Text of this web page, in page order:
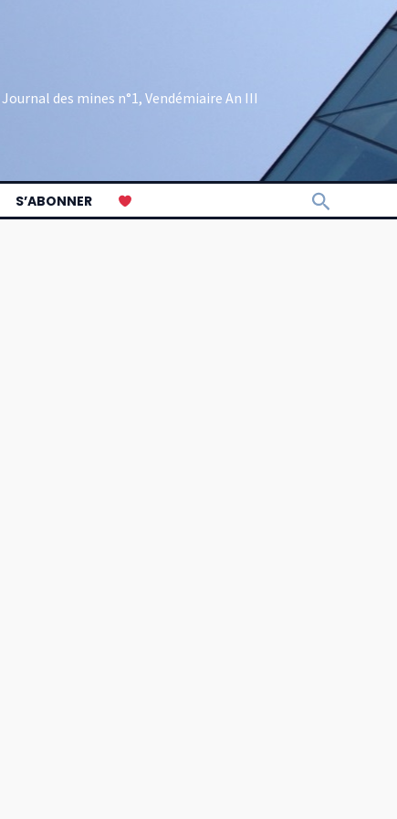
des mines n°1, Vendémiaire An III
S’ABONNER